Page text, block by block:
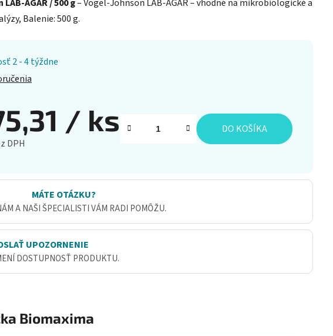
AGAR / 500 g– Vogel-Johnson LAB-AGAR – vhodné na mikrobiologické a
Balenie: 500 g.
2 - 4 týždne
/ ks
DPH
DO KOŠÍKA
MÁTE OTÁZKU?
A NAŠI ŠPECIALISTI VÁM RADI POMÔŽU.
UPOZORNENIE
DOSTUPNOSŤ PRODUKTU.
Biomaxima